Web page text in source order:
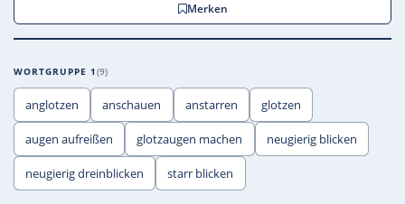
Merken
WORTGRUPPE 1 9
anglotzen anschauen anstarren glotzen
augen aufreißen glotzaugen machen neugierig blicken
neugierig dreinblicken starr blicken